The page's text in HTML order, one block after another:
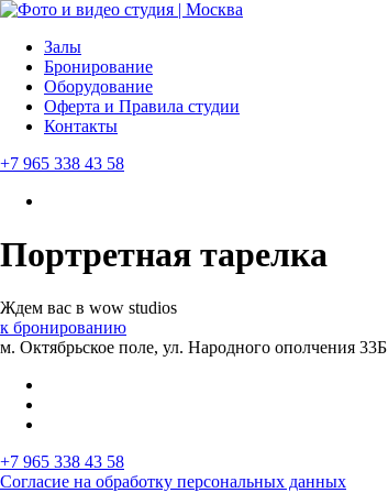
Залы
Бронирование
Оборудование
Оферта и Правила студии
Контакты
+7 965 338 43 58
Портретная тарелка
Ждем вас в wow studios
к бронированию
м. Октябрьское поле, ул. Народного ополчения 33Б
+7 965 338 43 58
Согласие на обработку персональных данных